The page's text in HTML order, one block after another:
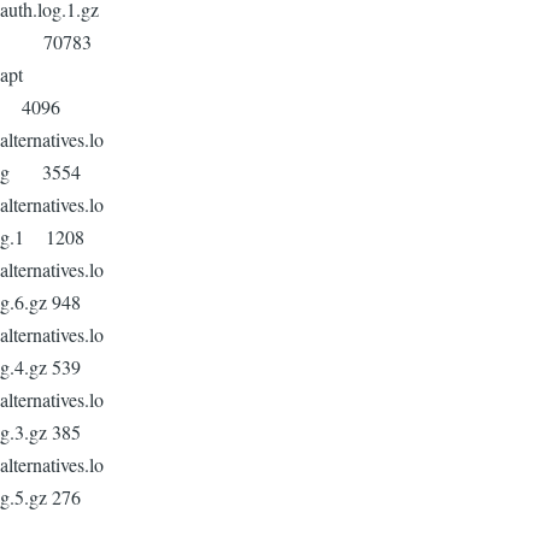
auth.log.1.gz
70783
apt
4096
alternatives.lo
g 3554
alternatives.lo
g.1 1208
alternatives.lo
g.6.gz 948
alternatives.lo
g.4.gz 539
alternatives.lo
g.3.gz 385
alternatives.lo
g.5.gz 276